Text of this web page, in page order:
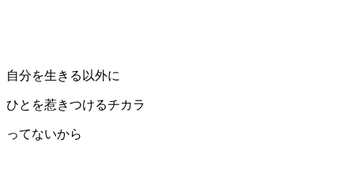
自分を生きる以外に
ひとを惹きつけるチカラ
ってないから